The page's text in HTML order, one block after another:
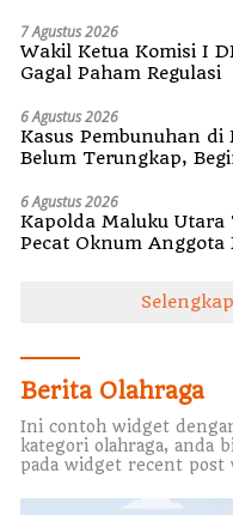
7 Agustus 2026
Wakil Ketua Komisi I
Gagal Paham Regulasi
6 Agustus 2026
Kasus Pembunuhan
Belum Terungkap,
6 Agustus 2026
Kapolda Maluku Utara
Pecat Oknum Anggota
Berita Olahraga
Ini contoh widget
kategori olahraga, anda
pada widget recent post